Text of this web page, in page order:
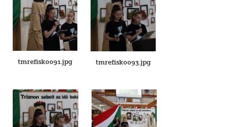
tmrefisk0091.jpg tmrefisk0093.jpg